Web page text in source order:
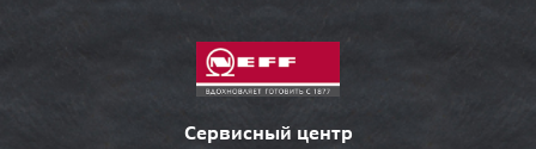
Сервисный центр